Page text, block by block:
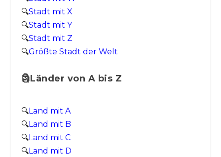
🔍Stadt mit X
🔍Stadt mit Y
🔍Stadt mit Z
🔍Größte Stadt der Welt
🗿Länder von A bis Z
🔍Land mit A
🔍Land mit B
🔍Land mit C
🔍Land mit D